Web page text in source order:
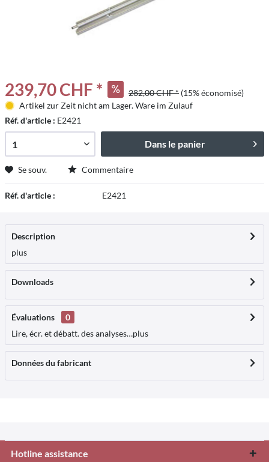
239,70 CHF * 282,00 CHF * (15% économisé)
Artikel zur Zeit nicht am Lager. Ware im Zulauf
Réf. d'article : E2421
Dans le panier
Se souv. Commentaire
Réf. d'article : E2421
Description
plus
Downloads
Évaluations
0
Lire, écr. et débatt. des analyses…plus
Données du fabricant
Hotline assistance